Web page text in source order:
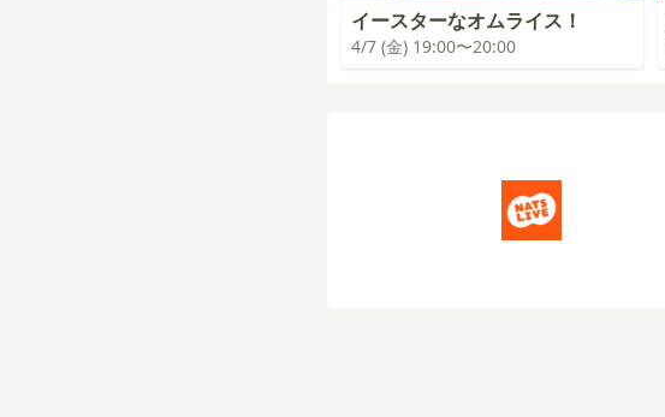
イースターなオムライス！
4/7 (金) 19:00〜20:00